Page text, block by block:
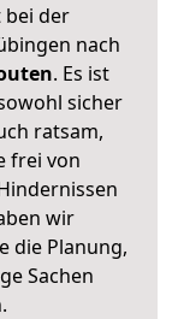
der
nach
. Es ist
sicher
ratsam,
frei von
wir
die Planung,
Sachen